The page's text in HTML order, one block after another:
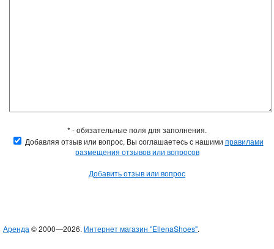
* - обязательные поля для заполнения.
Добавляя отзыв или вопрос, Вы соглашаетесь с нашими правилами
размещения отзывов или вопросов
Добавить отзыв или вопрос
Аренда © 2000—2026. Интернет магазин "EllenaShoes".